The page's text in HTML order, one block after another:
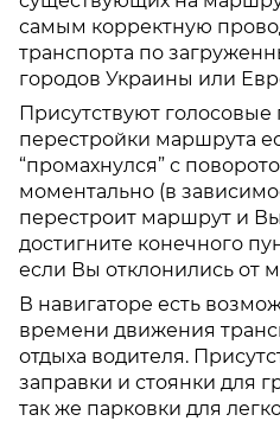
самым корректную
транспорта по
городов Украины или
Присутствуют
перестройки маршрута
“промахнулся” с
моментально (в
перестроит маршрут и
достигните конечного
если Вы отклонились от
В навигаторе есть
времени движения
отдыха водителя.
заправки и стоянки для
так же парковки для